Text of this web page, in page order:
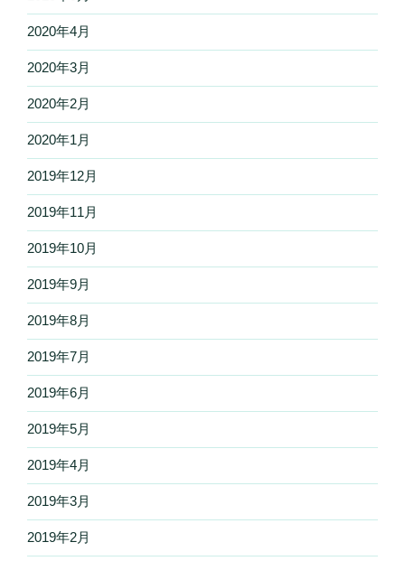
2020年4月
2020年3月
2020年2月
2020年1月
2019年12月
2019年11月
2019年10月
2019年9月
2019年8月
2019年7月
2019年6月
2019年5月
2019年4月
2019年3月
2019年2月